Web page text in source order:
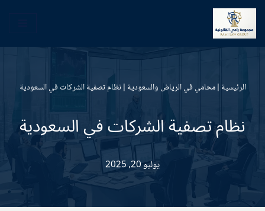
تخطى
الرئيسية |محامي في الرياض والسعودية |نظام تصفية الشركات في السعودية
نظام تصفية الشركات في السعودية
يوليو 20, 2025